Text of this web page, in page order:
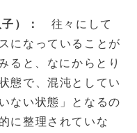
）：
往々にして
になっていることが
ると、なにからとり
態で、混沌としてい
ない状態」となるの
に整理されていな